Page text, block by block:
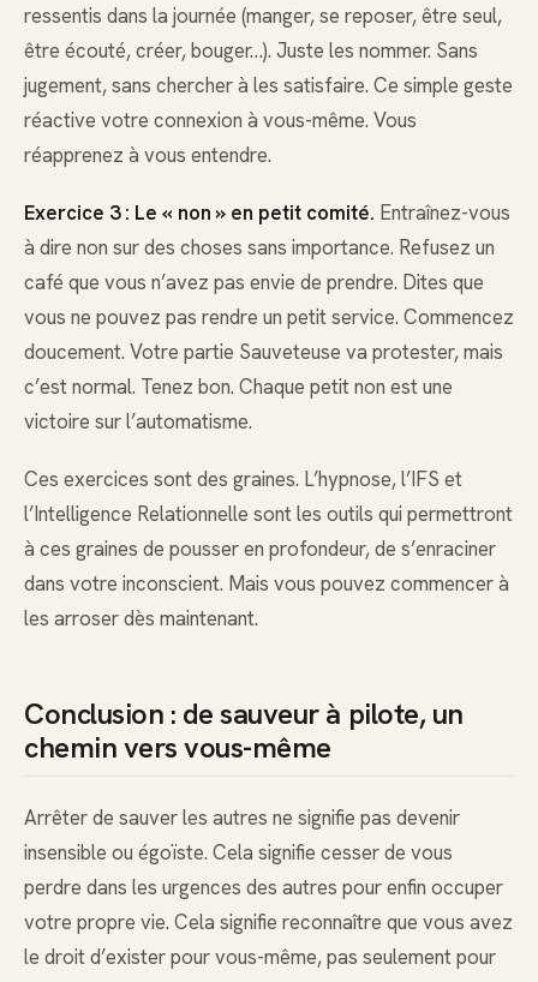
ressentis dans la journée (manger, se reposer, être seul,
être écouté, créer, bouger…). Juste les nommer. Sans
jugement, sans chercher à les satisfaire. Ce simple geste
réactive votre connexion à vous-même. Vous
réapprenez à vous entendre.
Exercice 3 : Le « non » en petit comité. Entraînez-vous
à dire non sur des choses sans importance. Refusez un
café que vous n’avez pas envie de prendre. Dites que
vous ne pouvez pas rendre un petit service. Commencez
doucement. Votre partie Sauveteuse va protester, mais
c’est normal. Tenez bon. Chaque petit non est une
victoire sur l’automatisme.
Ces exercices sont des graines. L’hypnose, l’IFS et
l’Intelligence Relationnelle sont les outils qui permettront
à ces graines de pousser en profondeur, de s’enraciner
dans votre inconscient. Mais vous pouvez commencer à
les arroser dès maintenant.
Conclusion : de sauveur à pilote, un
chemin vers vous-même
Arrêter de sauver les autres ne signifie pas devenir
insensible ou égoïste. Cela signifie cesser de vous
perdre dans les urgences des autres pour enfin occuper
votre propre vie. Cela signifie reconnaître que vous avez
le droit d’exister pour vous-même, pas seulement pour